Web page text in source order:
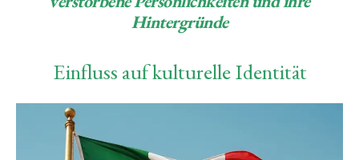
Hintergründe
Einfluss auf kulturelle Identität